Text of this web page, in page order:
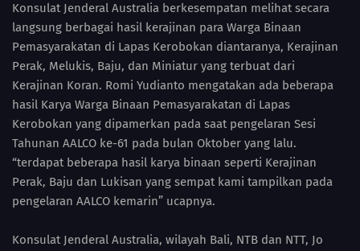
Konsulat Jenderal Australia berkesempatan melihat secara
langsung berbagai hasil kerajinan para Warga Binaan
Pemasyarakatan di Lapas Kerobokan diantaranya, Kerajinan
Perak, Melukis, Baju, dan Miniatur yang terbuat dari
Kerajinan Koran. Romi Yudianto mengatakan ada beberapa
hasil Karya Warga Binaan Pemasyarakatan di Lapas
Kerobokan yang dipamerkan pada saat pengelaran Sesi
Tahunan AALCO ke-61 pada bulan Oktober yang lalu.
“terdapat beberapa hasil karya binaan seperti Kerajinan
Perak, Baju dan Lukisan yang sempat kami tampilkan pada
pengelaran AALCO kemarin” ucapnya.
Konsulat Jenderal Australia, wilayah Bali, NTB dan NTT, Jo